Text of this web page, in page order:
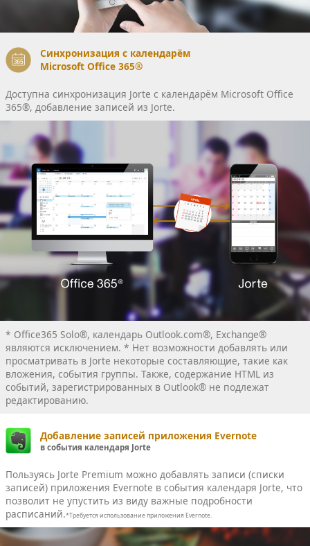
Синхронизация с календарём
Microsoft Office 365®
Доступна синхронизация Jorte c календарём Microsoft Office
365®, добавление записей из Jorte.
* Office365 Solo®, календарь Outlook.com®, Exchange®
являются исключением. * Нет возможности добавлять или
просматривать в Jorte некоторые составляющие, такие как
вложения, события группы. Также, содержание HTML из
событий, зарегистрированных в Outlook® не подлежат
редактированию.
Добавление записей приложения Evernote
в события календаря Jorte
Пользуясь Jorte Premium можно добавлять записи (списки
записей) приложения Еvernote в события календаря Jorte, что
позволит не упустить из виду важные подробности
расписаний.*Требуется использование приложения Evernote.